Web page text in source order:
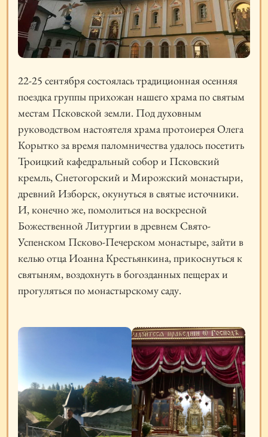
22-25 сентября состоялась традиционная осенняя
поездка группы прихожан нашего храма по святым
местам Псковской земли. Под духовным
руководством настоятеля храма протоиерея Олега
Корытко за время паломничества удалось посетить
Троицкий кафедральный собор и Псковский
кремль, Снетогорский и Мирожский монастыри,
древний Изборск, окунуться в святые источники.
И, конечно же, помолиться на воскресной
Божественной Литургии в древнем Свято-
Успенском Псково-Печерском монастыре, зайти в
келью отца Иоанна Крестьянкина, прикоснуться к
святыням, воздохнуть в богозданных пещерах и
прогуляться по монастырскому саду.